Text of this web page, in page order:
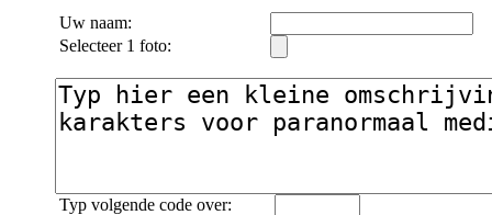
Uw naam:
Selecteer 1 foto:
Typ volgende code over: